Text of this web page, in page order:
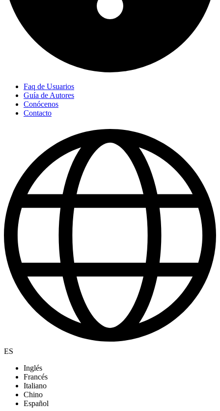
Faq de Usuarios
Guía de Autores
Conócenos
Contacto
ES
Inglés
Francés
Italiano
Chino
Español